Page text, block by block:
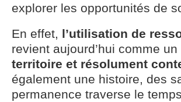
explorer les opportunités de
En effet, l’utilisation de
revient aujourd’hui comme
territoire et résolument
également une histoire, des
permanence traverse le